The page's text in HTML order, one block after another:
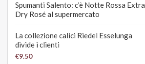
Spumanti Salento: c’è Notte Rossa Extra
Dry Rosé al supermercato
La collezione calici Riedel Esselunga
divide i clienti
€9.50